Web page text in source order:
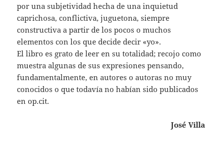
por una subjetividad hecha de una inquietud
caprichosa, conflictiva, juguetona, siempre
constructiva a partir de los pocos o muchos
elementos con los que decide decir «yo».
El libro es grato de leer en su totalidad; recojo como
muestra algunas de sus expresiones pensando,
fundamentalmente, en autores o autoras no muy
conocidos o que todavía no habían sido publicados
en op.cit.
José Villa